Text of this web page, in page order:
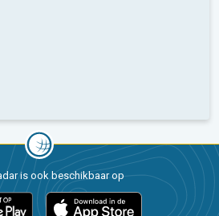
is ook beschikbaar op